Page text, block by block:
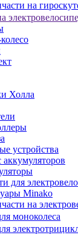
на
Холла
устройства
для
Minako
на
моноколеса